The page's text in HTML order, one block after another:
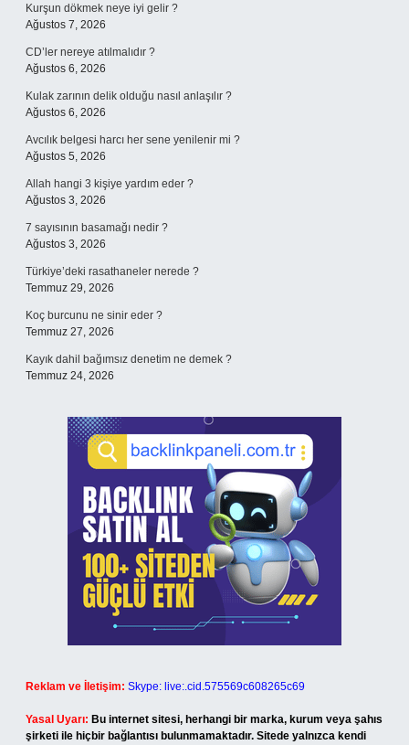
Kurşun dökmek neye iyi gelir ?
Ağustos 7, 2026
CD’ler nereye atılmalıdır ?
Ağustos 6, 2026
Kulak zarının delik olduğu nasıl anlaşılır ?
Ağustos 6, 2026
Avcılık belgesi harcı her sene yenilenir mi ?
Ağustos 5, 2026
Allah hangi 3 kişiye yardım eder ?
Ağustos 3, 2026
7 sayısının basamağı nedir ?
Ağustos 3, 2026
Türkiye’deki rasathaneler nerede ?
Temmuz 29, 2026
Koç burcunu ne sinir eder ?
Temmuz 27, 2026
Kayık dahil bağımsız denetim ne demek ?
Temmuz 24, 2026
Reklam ve İletişim: Skype: live:.cid.575569c608265c69
Yasal Uyarı: Bu internet sitesi, herhangi bir marka, kurum veya şahıs
şirketi ile hiçbir bağlantısı bulunmamaktadır. Sitede yalnızca kendi